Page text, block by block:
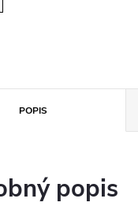
POPIS
popis